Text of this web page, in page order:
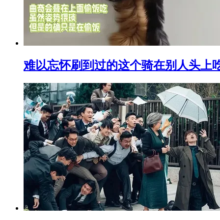
难以忘怀刷到过的这个骑在别人头上